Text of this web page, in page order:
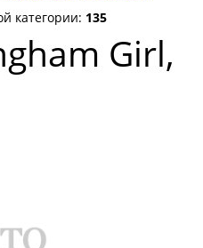
категории: 135
Girl,